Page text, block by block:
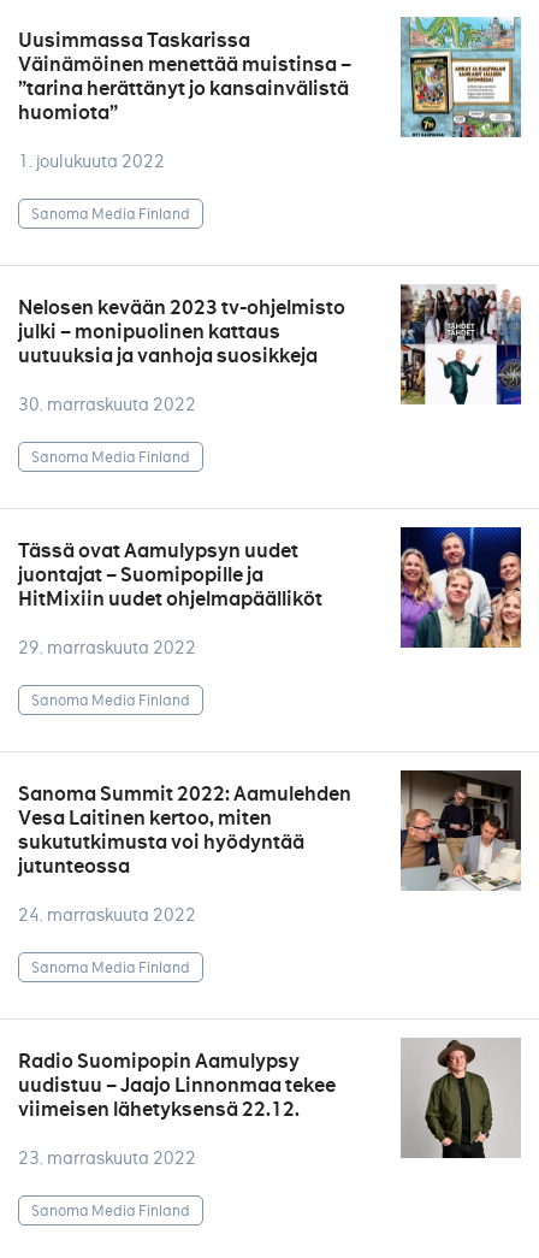
Uusimmassa Taskarissa
Väinämöinen menettää muistinsa –
”tarina herättänyt jo kansainvälistä
huomiota”
1. joulukuuta 2022
Sanoma Media Finland
Nelosen kevään 2023 tv-ohjelmisto
julki – monipuolinen kattaus
uutuuksia ja vanhoja suosikkeja
30. marraskuuta 2022
Sanoma Media Finland
Tässä ovat Aamulypsyn uudet
juontajat – Suomipopille ja
HitMixiin uudet ohjelmapäälliköt
29. marraskuuta 2022
Sanoma Media Finland
Sanoma Summit 2022: Aamulehden
Vesa Laitinen kertoo, miten
sukututkimusta voi hyödyntää
jutunteossa
24. marraskuuta 2022
Sanoma Media Finland
Radio Suomipopin Aamulypsy
uudistuu – Jaajo Linnonmaa tekee
viimeisen lähetyksensä 22.12.
23. marraskuuta 2022
Sanoma Media Finland